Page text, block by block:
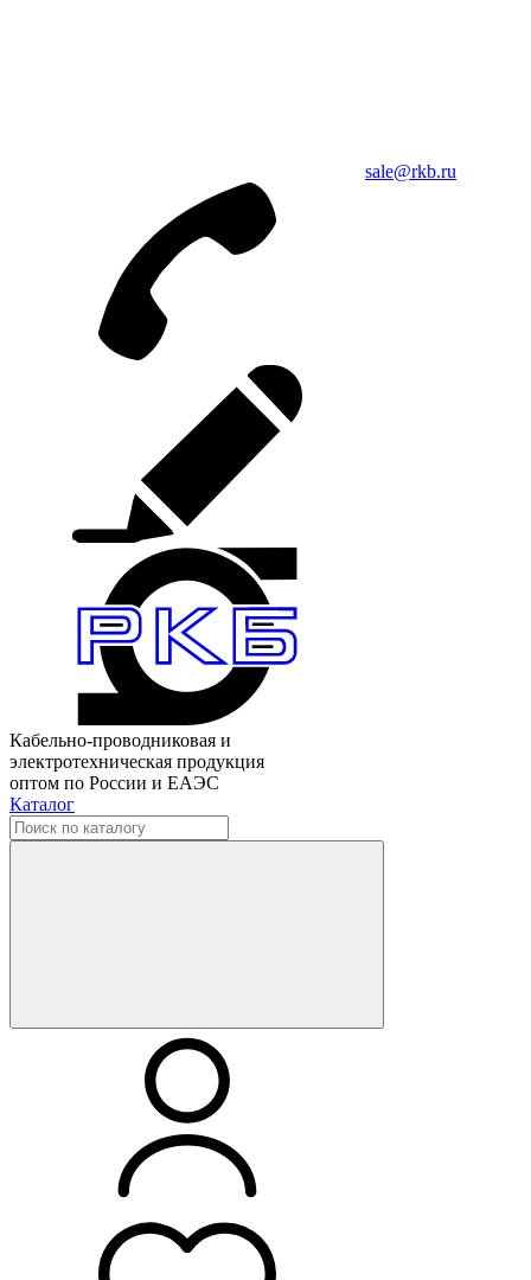
sale@rkb.ru
Кабельно-проводниковая и
электротехническая продукция
оптом по России и ЕАЭС
Каталог